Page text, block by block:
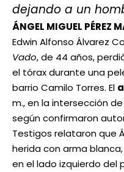
dejando a un
ÁNGEL MIGUEL PÉREZ
Edwin Alfonso Álvarez
Vado, de 44 años,
el tórax durante una
barrio Camilo Torres. El
m., en la intersección
según confirmaron
Testigos relataron que
herida con arma
en el lado izquierdo del